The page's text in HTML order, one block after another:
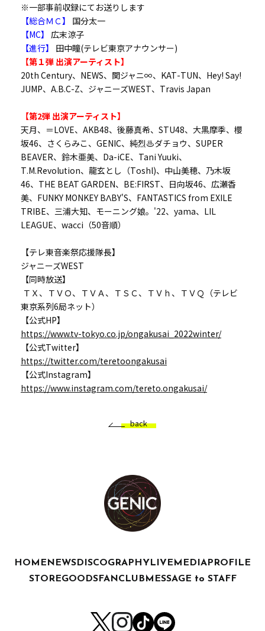
※一部事前収録にてお送りします
【総合ＭＣ】
国分太一
【MC】
広末涼子
【進行】
田中瞳(テレビ東京アナウンサー)
【第１弾 出演アーティスト】
20th Century、NEWS、関ジャニ∞、KAT-TUN、Hey! Say!
JUMP、A.B.C-Z、ジャニーズWEST、Travis Japan
【第2弾 出演アーティスト】
天月、＝LOVE、AKB48、後藤真希、STU48、大黒摩季、櫻
坂46、さくらみこ、GENIC、純烈♨️ダチョウ、SUPER
BEAVER、鈴木亜美、Da-iCE、Tani Yuuki、
T.M.Revolution、龍玄とし（Toshl)、中山美穂、乃木坂
46、THE BEAT GARDEN、BE:FIRST、日向坂46、広瀬香
美、FUNKY MONKEY BΛBY'S、FANTASTICS from EXILE
TRIBE、三浦大知、モーニング娘。'22、yama、LIL
LEAGUE、wacci（50音順）
【テレ東音楽祭応援隊長】
ジャニーズWEST
【同時放送】
ＴＸ、ＴＶＯ、ＴＶＡ、ＴＳＣ、ＴＶｈ、ＴＶＱ（テレビ
東京系列6局ネット）
【公式HP】
https://www.tv-tokyo.co.jp/ongakusai_2022winter/
【公式Twitter】
https://twitter.com/teretoongakusai
【公式Instagram】
https://www.instagram.com/tereto.ongakusai/
back
HOME NEWS DISCOGRAPHY LIVEMEDIA PROFILE
STOREGOODSFANCLUBMESSAGE to STAFF